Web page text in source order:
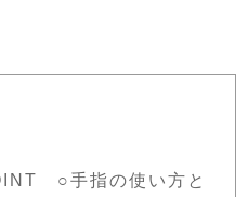
○手指の使い方と